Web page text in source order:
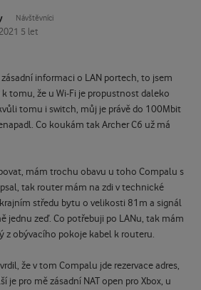
Návštěvníci
5 let
informaci o LAN portech, to jsem
tomu, že u Wi-Fi je propustnost daleko
tomu i switch, můj je právě do 100Mbit
Co koukám tak Archer C6 už má
mám trochu obavu u toho Compalu s
tak router mám na zdi v technické
středu bytu o velikosti 81m a signál
jednu zeď. Co potřebuji po LANu, tak mám
z obývacího pokoje kabel k routeru.
že v tom Compalu jde rezervace adres,
je pro mě zásadní NAT open pro Xbox, u